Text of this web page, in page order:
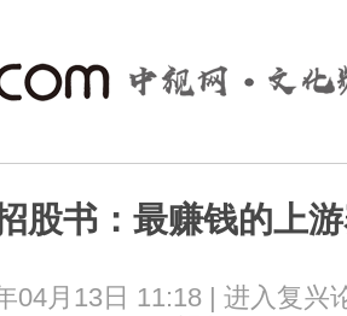
股书：最赚钱的上
04月13日 11:18 | 进入复兴